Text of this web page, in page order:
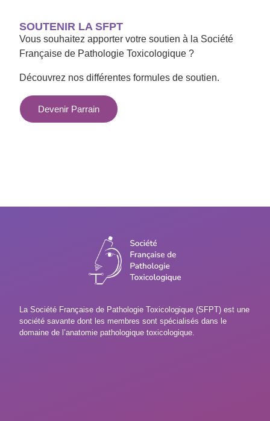
SOUTENIR LA SFPT
Vous souhaitez apporter votre soutien à la Société
Française de Pathologie Toxicologique ?
Découvrez nos différentes formules de soutien.
Devenir Parrain
La Société Française de Pathologie Toxicologique (SFPT) est une
société savante dont les membres sont spécialisés dans le
domaine de l’anatomie pathologique toxicologique.